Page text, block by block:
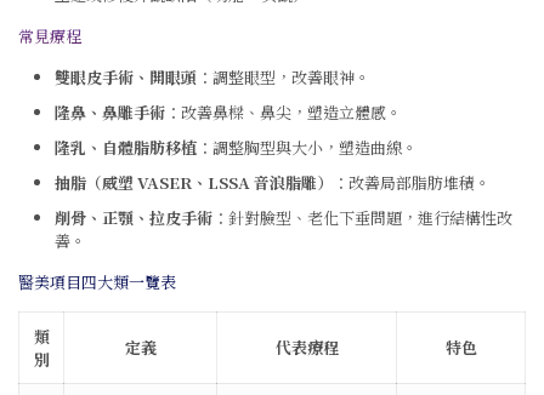
常見療程
雙眼皮手術、開眼頭 ：調整眼型，改善眼神。
隆鼻、鼻雕手術 ：改善鼻樑、鼻尖，塑造立體感。
隆乳、自體脂肪移植 ：調整胸型與大小，塑造曲線。
抽脂（威塑 VASER、LSSA 音浪脂雕）
：改善局部脂肪堆積。
削骨、正顎、拉皮手術 ：針對臉型、老化下垂問題，進行結構性改
善。
醫美項目四大類一覽表
類
別
定義 代表療程 特色